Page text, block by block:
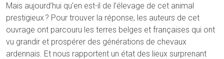
Mais aujourd’hui qu’en est-il de l’élevage de cet animal
prestigieux ? Pour trouver la réponse, les auteurs de cet
ouvrage ont parcouru les terres belges et françaises qui ont
vu grandir et prospérer des générations de chevaux
ardennais. Et nous rapportent un état des lieux surprenant